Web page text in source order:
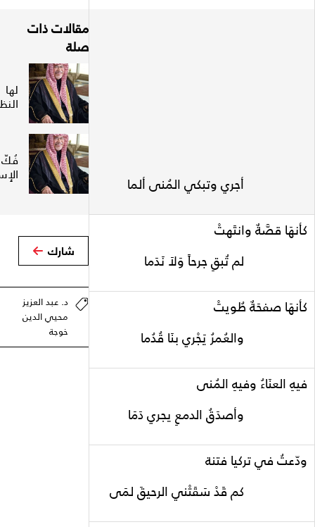
وتبكي المُنى ألما
قصَّةٌ وانتَهتْ
تُبقِ جرحاً وَلاَ نَدَما
صفحَةٌ طُويتْ
يَجْري بنَا قُدُما
العنَاءُ وفيهِ المُنى
الدمعِ يجري دَمَا
في تركيا فتنة
قَدْ سَقَتْني الرحيقَ لمَى
مقالات ذات
صلة
لها
النظر
فُكّ
الإِسارْ
شارك
د. عبد العزيز
محيي الدين
خوجة